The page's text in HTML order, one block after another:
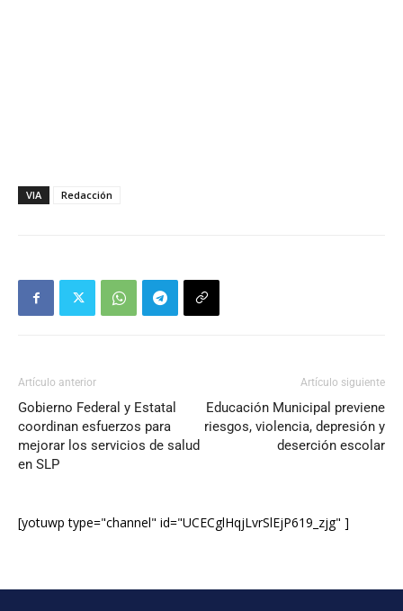
VIA Redacción
Artículo anterior
Gobierno Federal y Estatal
coordinan esfuerzos para
mejorar los servicios de salud
en SLP
Artículo siguiente
Educación Municipal previene
riesgos, violencia, depresión y
deserción escolar
[yotuwp type="channel" id="UCECglHqjLvrSlEjP619_zjg" ]